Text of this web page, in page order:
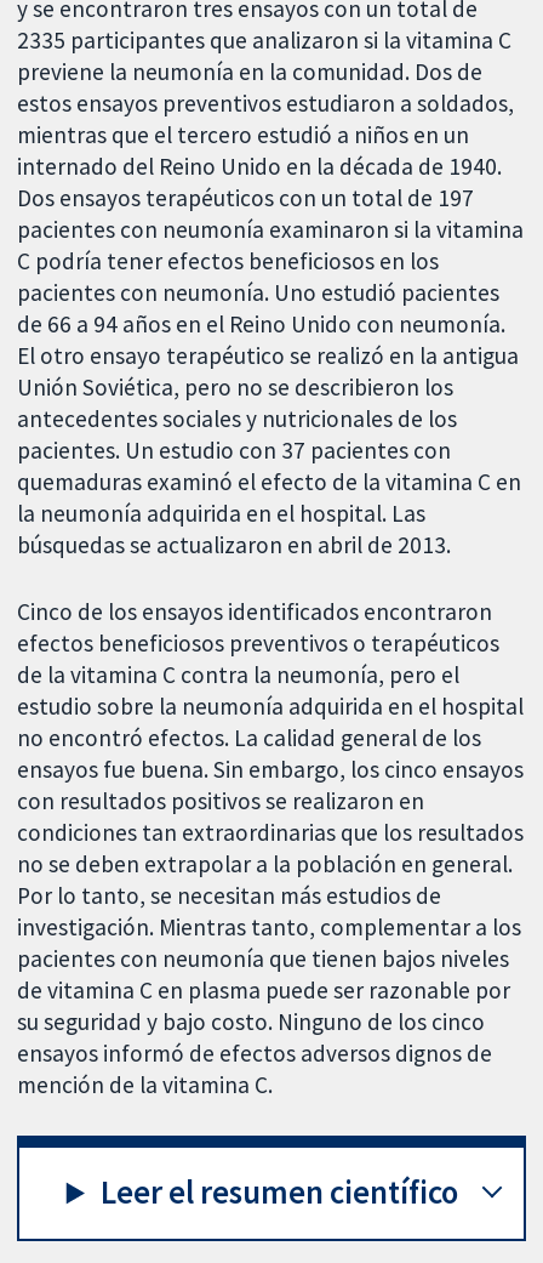
y se encontraron tres ensayos con un total de
2335 participantes que analizaron si la vitamina C
previene la neumonía en la comunidad. Dos de
estos ensayos preventivos estudiaron a soldados,
mientras que el tercero estudió a niños en un
internado del Reino Unido en la década de 1940.
Dos ensayos terapéuticos con un total de 197
pacientes con neumonía examinaron si la vitamina
C podría tener efectos beneficiosos en los
pacientes con neumonía. Uno estudió pacientes
de 66 a 94 años en el Reino Unido con neumonía.
El otro ensayo terapéutico se realizó en la antigua
Unión Soviética, pero no se describieron los
antecedentes sociales y nutricionales de los
pacientes. Un estudio con 37 pacientes con
quemaduras examinó el efecto de la vitamina C en
la neumonía adquirida en el hospital. Las
búsquedas se actualizaron en abril de 2013.
Cinco de los ensayos identificados encontraron
efectos beneficiosos preventivos o terapéuticos
de la vitamina C contra la neumonía, pero el
estudio sobre la neumonía adquirida en el hospital
no encontró efectos. La calidad general de los
ensayos fue buena. Sin embargo, los cinco ensayos
con resultados positivos se realizaron en
condiciones tan extraordinarias que los resultados
no se deben extrapolar a la población en general.
Por lo tanto, se necesitan más estudios de
investigación. Mientras tanto, complementar a los
pacientes con neumonía que tienen bajos niveles
de vitamina C en plasma puede ser razonable por
su seguridad y bajo costo. Ninguno de los cinco
ensayos informó de efectos adversos dignos de
mención de la vitamina C.
Leer el resumen científico